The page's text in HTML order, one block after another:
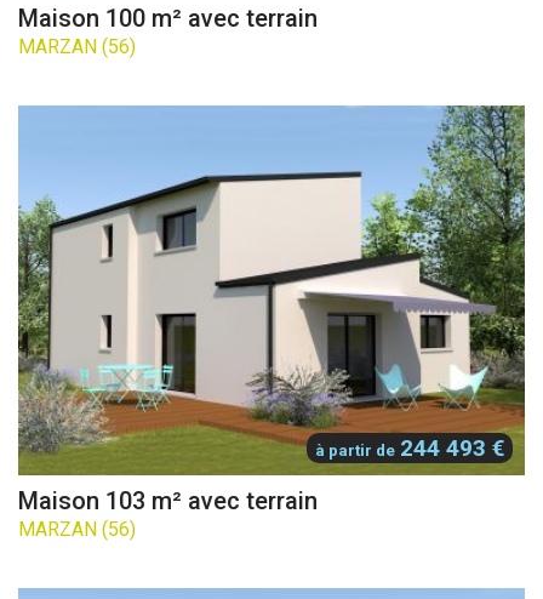
Maison 100 m² avec terrain
MARZAN (56)
à partir de 244 493 €
Maison 103 m² avec terrain
MARZAN (56)